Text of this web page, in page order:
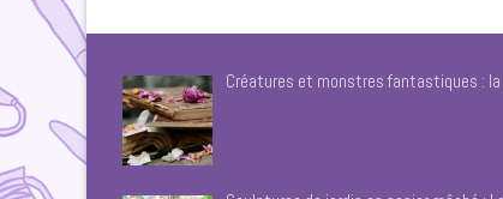
Créatures et monstres fantastiques :